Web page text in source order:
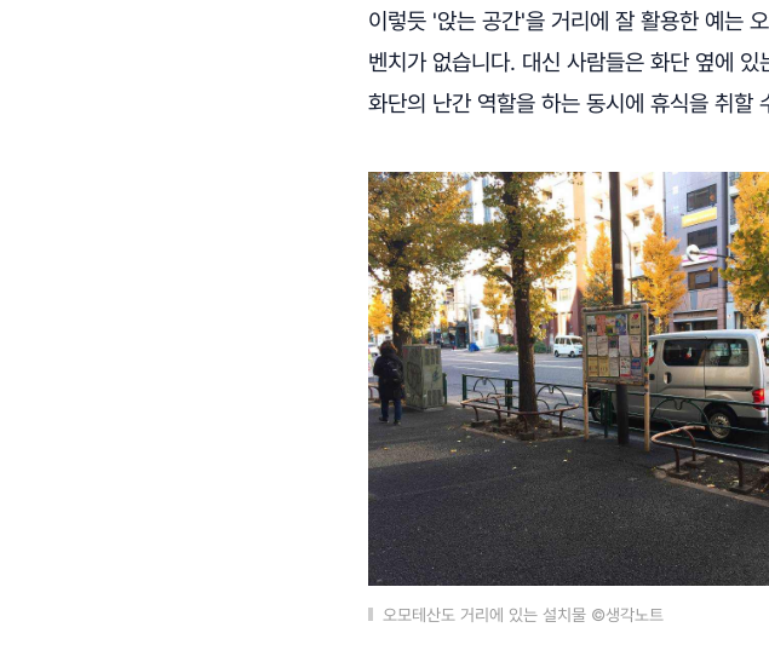
이렇듯 '앉는 공간'을 거리에 잘 활용한 예는
벤치가 없습니다. 대신 사람들은 화단 옆에
화단의 난간 역할을 하는 동시에 휴식을 취할
오모테산도 거리에 있는 설치물 ©생각노트